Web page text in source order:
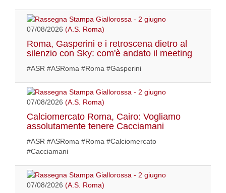
07/08/2026 (A.S. Roma)
Roma, Gasperini e i retroscena dietro al
silenzio con Sky: com'è andato il meeting
#ASR #ASRoma #Roma #Gasperini
07/08/2026 (A.S. Roma)
Calciomercato Roma, Cairo: Vogliamo
assolutamente tenere Cacciamani
#ASR #ASRoma #Roma #Calciomercato
#Cacciamani
07/08/2026 (A.S. Roma)